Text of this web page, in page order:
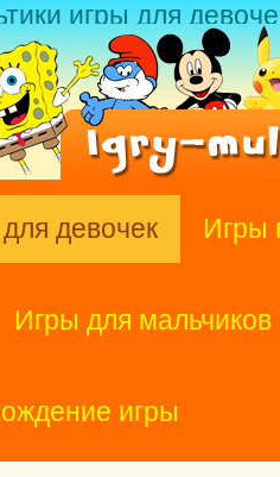
игры для
девочек Игры
Игры для мальчиков
игры